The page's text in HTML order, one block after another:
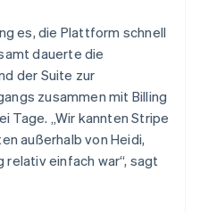
es, die Plattform schnell
dauerte die
der Suite zur
zusammen mit Billing
Tage. „Wir kannten Stripe
außerhalb von Heidi,
einfach war“, sagt